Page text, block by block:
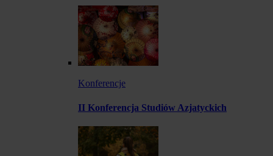
Konferencje
II Konferencja Studiów Azjatyckich